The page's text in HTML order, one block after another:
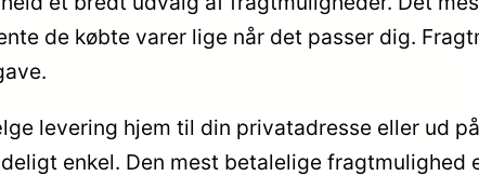
de købte varer lige når det passer dig.
levering hjem til din privatadresse eller ud
enkel. Den mest betalelige